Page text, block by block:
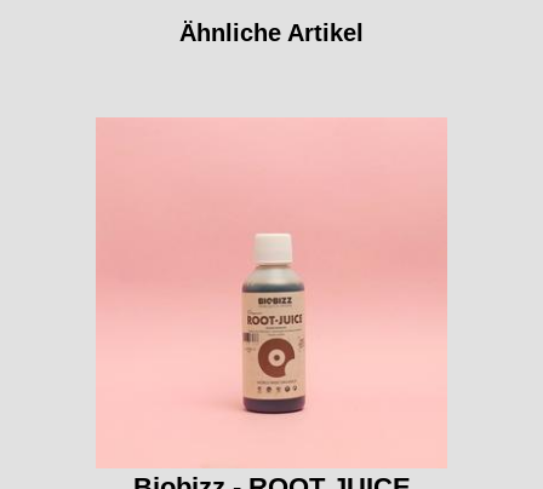
Ähnliche Artikel